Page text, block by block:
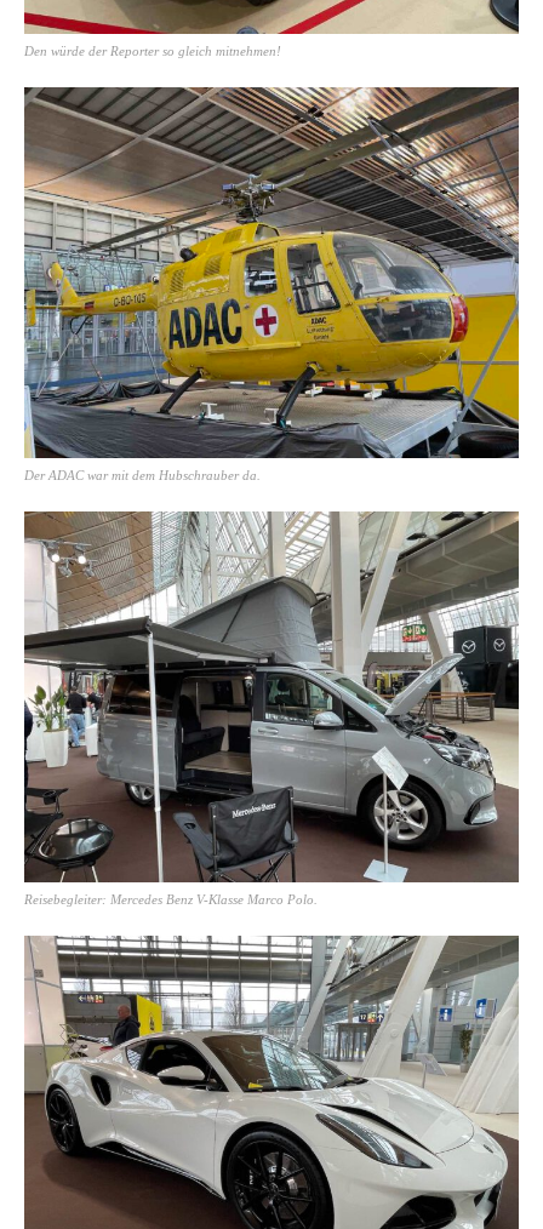
Den würde der Reporter so gleich mitnehmen!
Der ADAC war mit dem Hubschrauber da.
Reisebegleiter: Mercedes Benz V-Klasse Marco Polo.